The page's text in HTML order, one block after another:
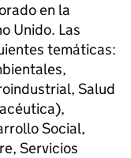
en la
Unido. Las
temáticas:
Salud
Social,
Servicios